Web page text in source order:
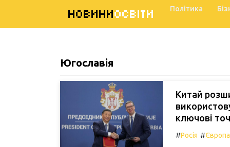
НОВИНИОСВІТИ Політика
Югославія
Китай
ключові
#Росія #Європа